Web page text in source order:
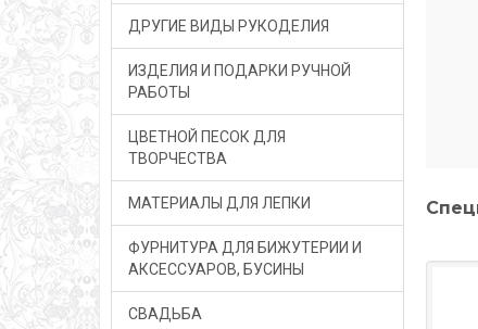
ДРУГИЕ ВИДЫ РУКОДЕЛИЯ
ИЗДЕЛИЯ И ПОДАРКИ РУЧНОЙ
РАБОТЫ
ЦВЕТНОЙ ПЕСОК ДЛЯ
ТВОРЧЕСТВА
МАТЕРИАЛЫ ДЛЯ ЛЕПКИ
ФУРНИТУРА ДЛЯ БИЖУТЕРИИ И
АКСЕССУАРОВ, БУСИНЫ
СВАДЬБА